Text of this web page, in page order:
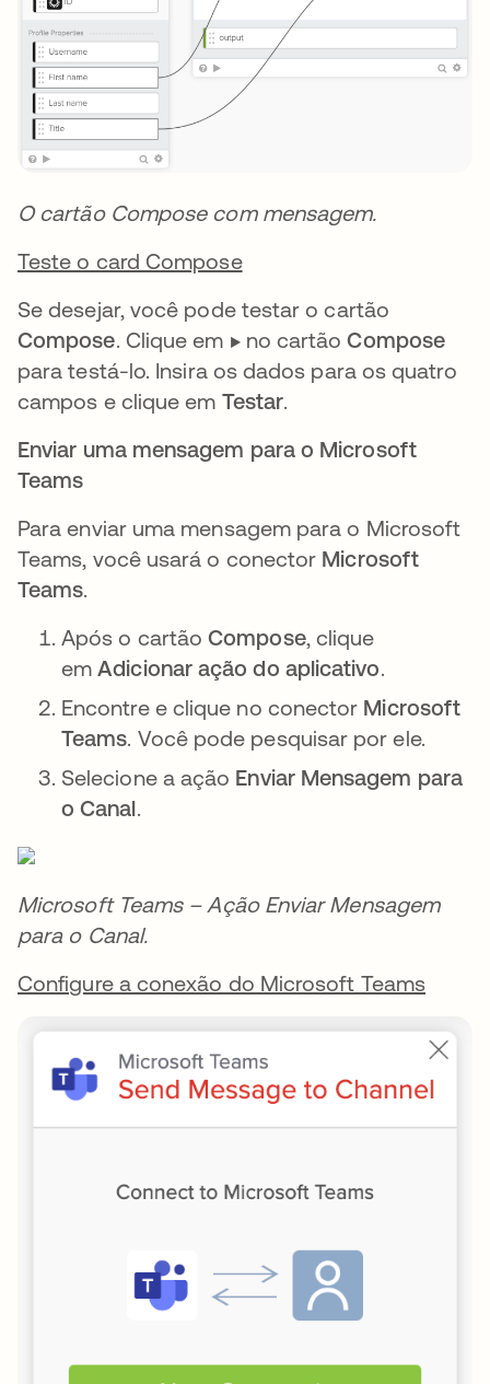
O cartão Compose com mensagem.
Teste o card Compose
Se desejar, você pode testar o cartão
Compose. Clique em ▶️ no cartãoCompose
para testá-lo. Insira os dados para os quatro
campos e clique em Testar.
Enviar uma mensagem para o Microsoft
Teams
Para enviar uma mensagem para o Microsoft
Teams, você usará o conector Microsoft
Teams.
Após o cartãoCompose, clique
emAdicionar ação do aplicativo.
Encontre e clique no conector Microsoft
Teams. Você pode pesquisar por ele.
Selecione a ação Enviar Mensagem para
o Canal.
Microsoft Teams – Ação Enviar Mensagem
para o Canal.
Configure a conexão do Microsoft Teams